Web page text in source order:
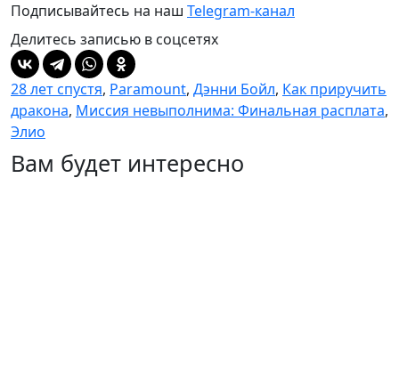
Подписывайтесь на наш Telegram-канал
Делитесь записью в соцсетях
28 лет спустя, Paramount, Дэнни Бойл, Как приручить
дракона, Миссия невыполнима: Финальная расплата,
Элио
Вам будет интересно